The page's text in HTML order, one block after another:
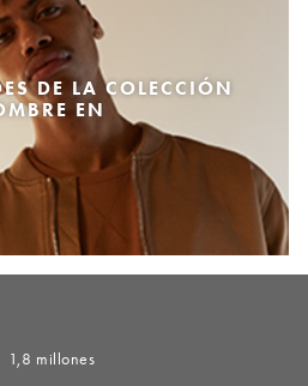
DE LA COLECCIÓN
EN
1,8 millones